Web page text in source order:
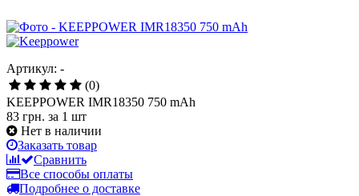
Артикул: -
(0)
KEEPPOWER IMR18350 750 mAh
83 грн. за 1 шт
Нет в наличии
Заказать товар
Сравнить
Все способы оплаты
Подробнее о доставке